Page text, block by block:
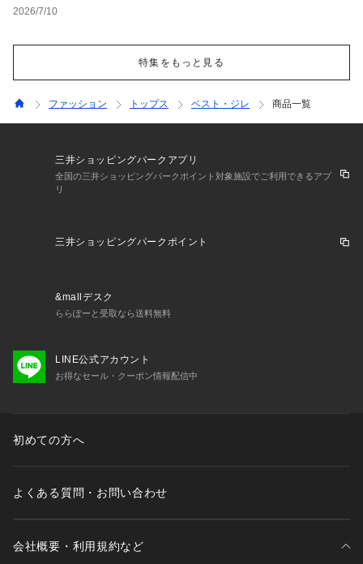
し術
2026/7/10
特集をもっと見る
ファッション トップス ベスト・ジレ 商品一覧
三井ショッピングパークアプリ
全国の三井ショッピングパークポイント対象施設でご利用できるアプ
リ
三井ショッピングパークポイント
&mallデスク
ららぽーと受取なら送料無料
LINE公式アカウント
お得なセール・クーポン情報配信中
初めての方へ
よくある質問・お問い合わせ
会社概要・利用規約など